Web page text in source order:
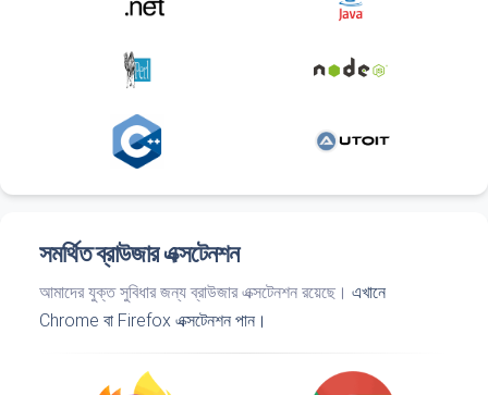
সমর্থিত ব্রাউজার এক্সটেনশন
আমাদের যুক্ত সুবিধার জন্য ব্রাউজার এক্সটেনশন রয়েছে। এখানে
Chrome বা Firefox এক্সটেনশন পান।